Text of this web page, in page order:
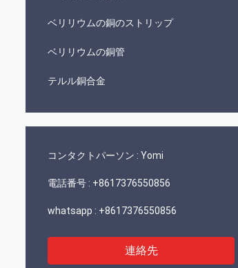
ベリリウムの銅のストリップ
ベリリウムの銅管
テルル銅合金
コンタクトパーソン : Yomi
電話番号 : +8617376550856
whatsapp : +8617376550856
連絡先